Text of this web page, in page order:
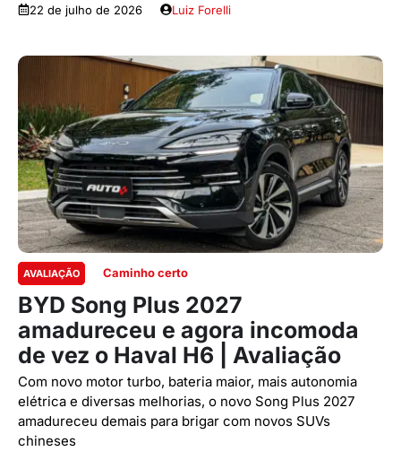
22 de julho de 2026 Luiz Forelli
AVALIAÇÃO Caminho certo
BYD Song Plus 2027
amadureceu e agora incomoda
de vez o Haval H6 | Avaliação
Com novo motor turbo, bateria maior, mais autonomia
elétrica e diversas melhorias, o novo Song Plus 2027
amadureceu demais para brigar com novos SUVs
chineses